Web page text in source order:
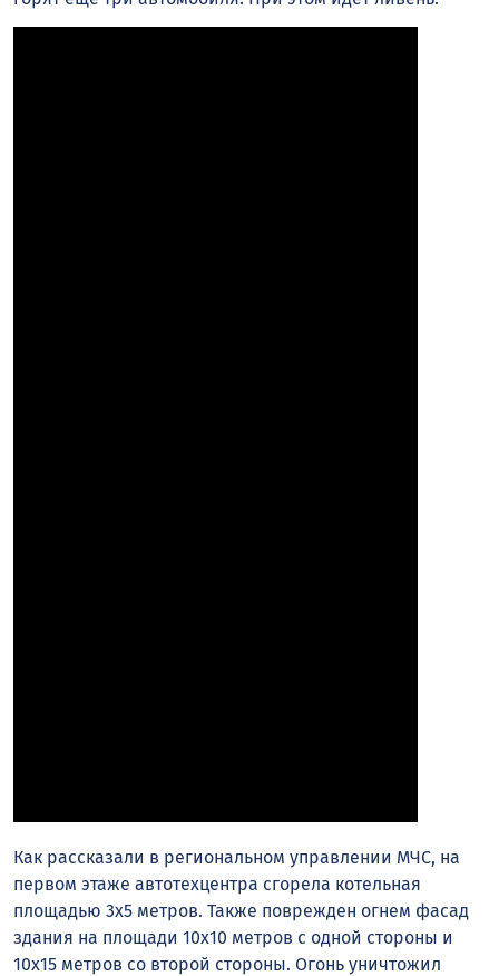
Как рассказали в региональном управлении МЧС, на
первом этаже автотехцентра сгорела котельная
площадью 3х5 метров. Также поврежден огнем фасад
здания на площади 10х10 метров с одной стороны и
10х15 метров со второй стороны. Огонь уничтожил